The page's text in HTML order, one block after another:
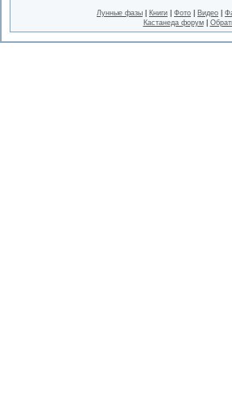
Лунные фазы Книги Фото Видео
Кастанеда форум|